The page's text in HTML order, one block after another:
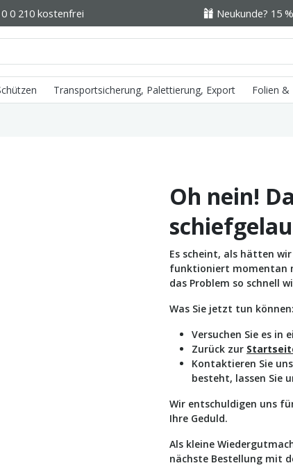
0 210 kostenfrei Neukunde? 15
Transportsicherung, Palettierung, Export Folien &
Oh nein!
Es scheint, als hätten
funktioniert momentan
das Problem so schnell
Was Sie jetzt tun können:
Versuchen Sie es in
Zurück zur
Kontaktieren Sie
besteht, lassen Sie
Wir entschuldigen uns
Ihre Geduld.
Als kleine
nächste Bestellung mit